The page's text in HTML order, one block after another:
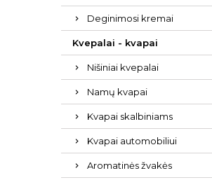
Deginimosi kremai
Kvepalai - kvapai
Nišiniai kvepalai
Namų kvapai
Kvapai skalbiniams
Kvapai automobiliui
Aromatinės žvakės